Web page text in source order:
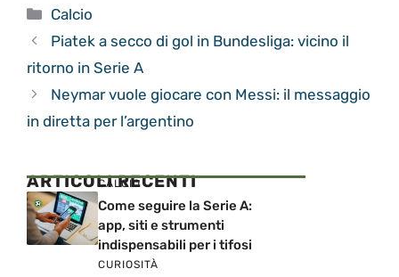
Categorie
Calcio
Piatek a secco di gol in Bundesliga: vicino il
ritorno in Serie A
Neymar vuole giocare con Messi: il messaggio
in diretta per l’argentino
ARTICOLI RECENTI
CALCIO
Come seguire la Serie A:
app, siti e strumenti
indispensabili per i tifosi
CURIOSITÀ